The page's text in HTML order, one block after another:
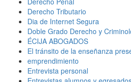
Derecho Tributario
Dia de Internet Segura
Doble Grado Derecho y
ÉCIJA ABOGADOS
El tránsito de la enseñanza
emprendimiento
Entrevista personal